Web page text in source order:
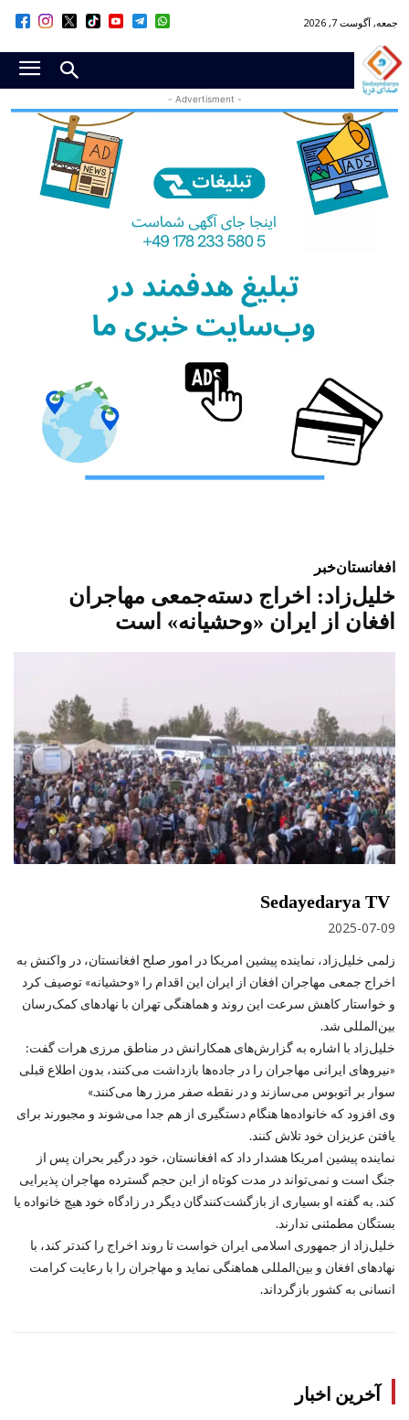
جمعه, آگوست 7, 2026
- Advertisment -
افغانستانخبر
خلیل‌زاد: اخراج دسته‌جمعی مهاجران
افغان از ایران «وحشیانه» است
Sedayedarya TV
2025-07-09
زلمی خلیل‌زاد، نماینده پیشین امریکا در امور صلح افغانستان، در واکنش به
اخراج جمعی مهاجران افغان از ایران این اقدام را «وحشیانه» توصیف کرد
و خواستار کاهش سرعت این روند و هماهنگی تهران با نهادهای کمک‌رسان
بین‌المللی شد.
خلیل‌زاد با اشاره به گزارش‌های همکارانش در مناطق مرزی هرات گفت:
«نیروهای ایرانی مهاجران را در جاده‌ها بازداشت می‌کنند، بدون اطلاع قبلی
سوار بر اتوبوس می‌سازند و در نقطه صفر مرز رها می‌کنند.»
وی افزود که خانواده‌ها هنگام دستگیری از هم جدا می‌شوند و مجبورند برای
یافتن عزیزان خود تلاش کنند.
نماینده پیشین امریکا هشدار داد که افغانستان، خود درگیر بحران پس از
جنگ است و نمی‌تواند در مدت کوتاه از این حجم گسترده مهاجران پذیرایی
کند. به گفته او بسیاری از بازگشت‌کنندگان دیگر در زادگاه خود هیچ خانواده یا
بستگان مطمئنی ندارند.
خلیل‌زاد از جمهوری اسلامی ایران خواست تا روند اخراج را کندتر کند، با
نهادهای افغان و بین‌المللی هماهنگی نماید و مهاجران را با رعایت کرامت
انسانی به کشور بازگرداند.
آخرین اخبار